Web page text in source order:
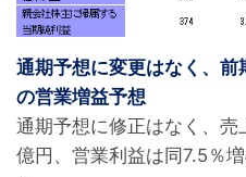
通期予想に変更はなく、
の営業増益予想
通期予想に修正はなく、
億円、営業利益は同7.5％